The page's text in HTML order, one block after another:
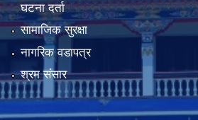
घटना दर्ता
सामाजिक सुरक्षा
नागरिक वडापत्र
श्रम संसार